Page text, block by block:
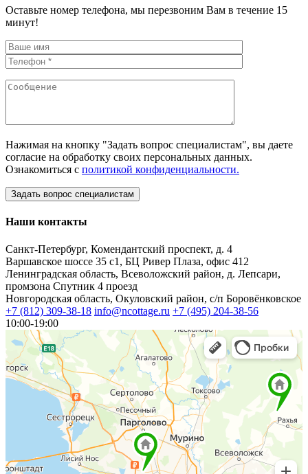
Оставьте номер телефона, мы перезвоним Вам в течение 15
минут!
Нажимая на кнопку "Задать вопрос специалистам", вы даете
согласие на обработку своих персональных данных.
Ознакомиться с политикой конфиденциальности.
Наши контакты
Санкт-Петербург, Комендантский проспект, д. 4
Варшавское шоссе 35 с1, БЦ Ривер Плаза, офис 412
Ленинградская область, Всеволожский район, д. Лепсари,
промзона Спутник 4 проезд
Новгородская область, Окуловский район, с/п Боровёнковское
+7 (812) 309-38-18 info@ncottage.ru +7 (495) 204-38-56
10:00-19:00